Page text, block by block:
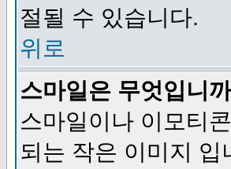
절될 수 있습니다.
위로
스마일은 무엇입니
스마일이나 이모티
되는 작은 이미지